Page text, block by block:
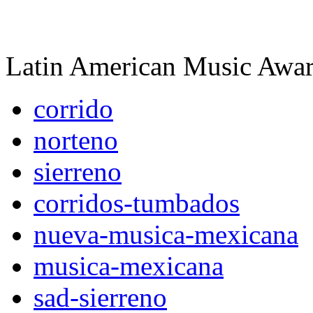
Latin American Music
corrido
norteno
sierreno
corridos-tumbados
nueva-musica-mexicana
musica-mexicana
sad-sierreno